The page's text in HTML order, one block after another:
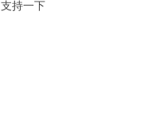
支持一下